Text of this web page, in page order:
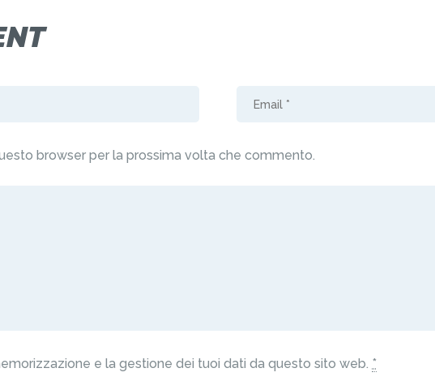
browser per la prossima volta che commento.
e la gestione dei tuoi dati da questo sito web. *